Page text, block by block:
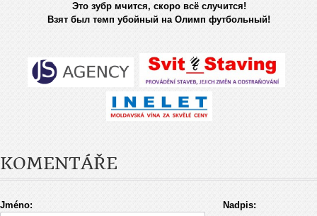
Это зубр мчится, скоро всё случится!
Взят был темп убойный на Олимп футбольный!
KOMENTÁŘE
Jméno: Nadpis: